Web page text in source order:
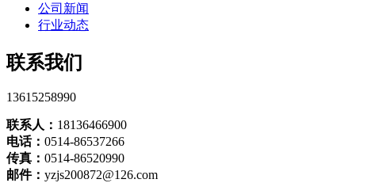
公司新闻
行业动态
联系我们
13615258990
联系人： 18136466900
电话： 0514-86537266
传真： 0514-86520990
邮件： yzjs200872@126.com